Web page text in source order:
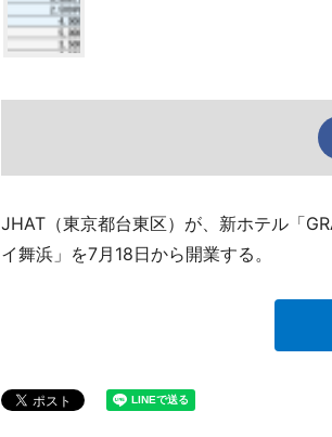
JHAT（東京都台東区）が、新ホテル「
イ舞浜」を7月18日から開業する。